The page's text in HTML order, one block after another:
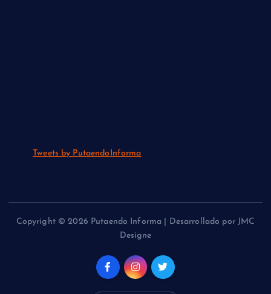
Tweets by PutaendoInforma
Copyright © 2026 Putaendo Informa | Desarrollado por JMC
Designe